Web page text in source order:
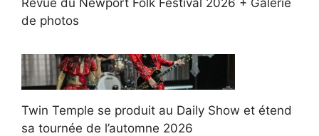
de photos
Twin Temple se produit au Daily Show et étend
sa tournée de l’automne 2026